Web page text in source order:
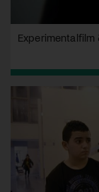
Experimentalfilm